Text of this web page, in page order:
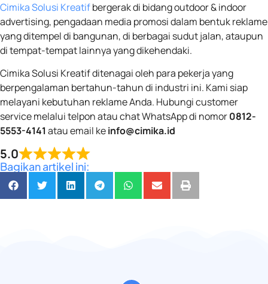
Cimika Solusi Kreatifbergerak di bidang outdoor & indoor
advertising, pengadaan media promosi dalam bentuk reklame
yang ditempel di bangunan, di berbagai sudut jalan, ataupun
di tempat-tempat lainnya yang dikehendaki.
Cimika Solusi Kreatif ditenagai oleh para pekerja yang
berpengalaman bertahun-tahun di industri ini. Kami siap
melayani kebutuhan reklame Anda. Hubungi customer
service melalui telpon atau chat WhatsApp di nomor0812-
5553-4141 atau email keinfo@cimika.id
5.0
Bagikan artikel ini: